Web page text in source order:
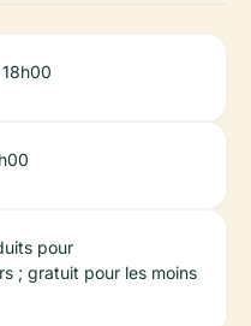
pour
; gratuit pour les moins